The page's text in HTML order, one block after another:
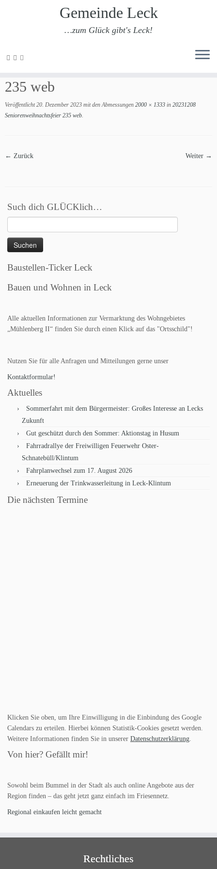
Zum
Gemeinde Leck
…zum Glück gibt's Leck!
235 web
Veröffentlicht 20. Dezember 2023 mit den Abmessungen 2000 × 1333 in 20231208
Seniorenweihnachtsfeier 235 web.
← Zurück Weiter →
Such dich GLÜCKlich…
nach:
Baustellen-Ticker Leck
Bauen und Wohnen in Leck
Alle aktuellen Informationen zur Vermarktung des Wohngebietes
„Mühlenberg II“ finden Sie durch einen Klick auf das "Ortsschild"!
Nutzen Sie für alle Anfragen und Mitteilungen gerne unser
Kontaktformular!
Aktuelles
Sommerfahrt mit dem Bürgermeister: Großes Interesse an Lecks
Zukunft
Gut geschützt durch den Sommer: Aktionstag in Husum
Fahrradrallye der Freiwilligen Feuerwehr Oster-
Schnatebüll/Klintum
Fahrplanwechsel zum 17. August 2026
Erneuerung der Trinkwasserleitung in Leck-Klintum
Die nächsten Termine
Klicken Sie oben, um Ihre Einwilligung in die Einbindung des Google
Calendars zu erteilen. Hierbei können Statistik-Cookies gesetzt werden.
Weitere Informationen finden Sie in unserer Datenschutzerklärung.
Von hier? Gefällt mir!
Sowohl beim Bummel in der Stadt als auch online Angebote aus der
Region finden – das geht jetzt ganz einfach im Friesennetz.
Regional einkaufen leicht gemacht
Rechtliches